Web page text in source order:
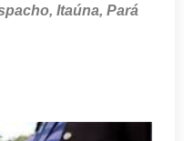
Itaúna, Pará